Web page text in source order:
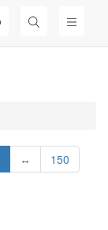
↔ 150